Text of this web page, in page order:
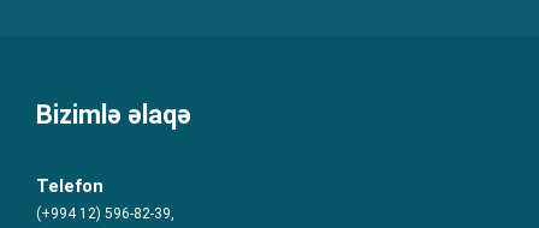
Bizimlə əlaqə
Telefon
(+994 12) 596-82-39,